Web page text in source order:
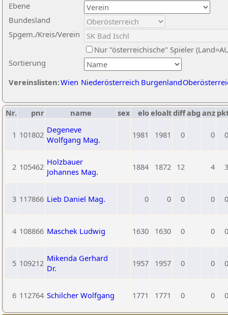
Ebene
Sortierung
Bundesland
Spgem./Kreis/Verein
Nur "österreichische" Spieler
Vereinslisten:Wien Niederösterreich Burgenland
Nr. pnr name sex eloeloaltdiffabg anz
1 101802 Degeneve
Wolfgang Mag.
1981 1981 0 0 0
2 105462 Holzbauer
Johannes Mag.
1884 1872 12 4 3
3 117866 Lieb Daniel Mag. 0 0 0 0 0
4 108866 Maschek Ludwig 1630 1630 0 0 0
5 109212 Mikenda Gerhard
Dr.
1957 1957 0 0 0
6 112764 Schilcher Wolfgang 1771 1771 0 0 0